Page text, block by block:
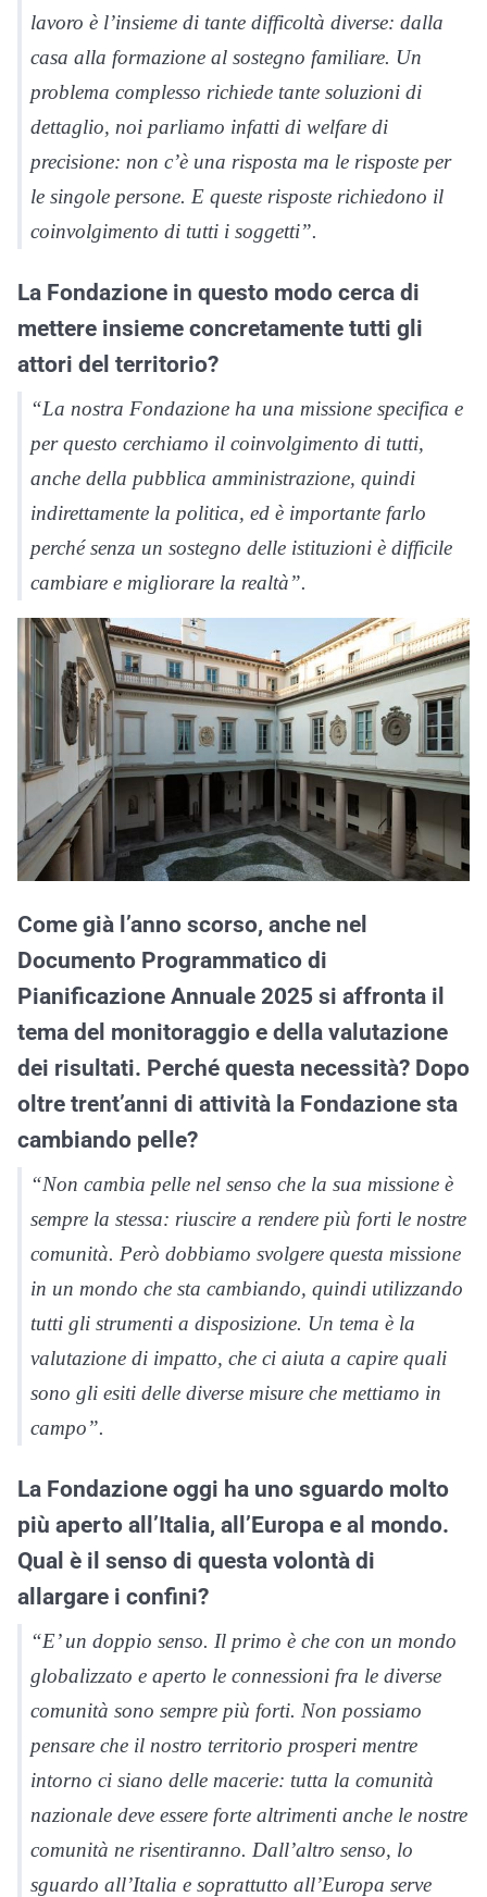
lavoro è l’insieme di tante difficoltà diverse: dalla
casa alla formazione al sostegno familiare. Un
problema complesso richiede tante soluzioni di
dettaglio, noi parliamo infatti di welfare di
precisione: non c’è una risposta ma le risposte per
le singole persone. E queste risposte richiedono il
coinvolgimento di tutti i soggetti”.
La Fondazione in questo modo cerca di
mettere insieme concretamente tutti gli
attori del territorio?
“La nostra Fondazione ha una missione specifica e
per questo cerchiamo il coinvolgimento di tutti,
anche della pubblica amministrazione, quindi
indirettamente la politica, ed è importante farlo
perché senza un sostegno delle istituzioni è difficile
cambiare e migliorare la realtà”.
Come già l’anno scorso, anche nel
Documento Programmatico di
Pianificazione Annuale 2025 si affronta il
tema del monitoraggio e della valutazione
dei risultati. Perché questa necessità? Dopo
oltre trent’anni di attività la Fondazione sta
cambiando pelle?
“Non cambia pelle nel senso che la sua missione è
sempre la stessa: riuscire a rendere più forti le nostre
comunità. Però dobbiamo svolgere questa missione
in un mondo che sta cambiando, quindi utilizzando
tutti gli strumenti a disposizione. Un tema è la
valutazione di impatto, che ci aiuta a capire quali
sono gli esiti delle diverse misure che mettiamo in
campo”.
La Fondazione oggi ha uno sguardo molto
più aperto all’Italia, all’Europa e al mondo.
Qual è il senso di questa volontà di
allargare i confini?
“E’ un doppio senso. Il primo è che con un mondo
globalizzato e aperto le connessioni fra le diverse
comunità sono sempre più forti. Non possiamo
pensare che il nostro territorio prosperi mentre
intorno ci siano delle macerie: tutta la comunità
nazionale deve essere forte altrimenti anche le nostre
comunità ne risentiranno. Dall’altro senso, lo
sguardo all’Italia e soprattutto all’Europa serve